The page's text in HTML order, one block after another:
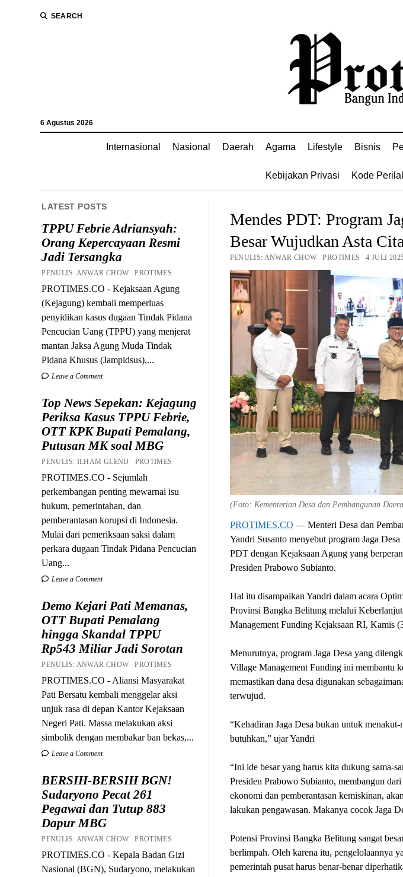
SEARCH
6 Agustus 2026
Internasional Nasional Daerah Agama Lifestyle Bisnis
Kebijakan Privasi Kode
LATEST POSTS
TPPU Febrie Adriansyah:
Orang Kepercayaan Resmi
Jadi Tersangka
PENULIS: ANWAR CHOW PROTIMES
PROTIMES.CO - Kejaksaan Agung
(Kejagung) kembali memperluas
penyidikan kasus dugaan Tindak Pidana
Pencucian Uang (TPPU) yang menjerat
mantan Jaksa Agung Muda Tindak
Pidana Khusus (Jampidsus),...
Leave a Comment
Top News Sepekan: Kejagung
Periksa Kasus TPPU Febrie,
OTT KPK Bupati Pemalang,
Putusan MK soal MBG
PENULIS: ILHAM GLEND PROTIMES
PROTIMES.CO - Sejumlah
perkembangan penting mewarnai isu
hukum, pemerintahan, dan
pemberantasan korupsi di Indonesia.
Mulai dari pemeriksaan saksi dalam
perkara dugaan Tindak Pidana Pencucian
Uang...
Leave a Comment
Demo Kejari Pati Memanas,
OTT Bupati Pemalang
hingga Skandal TPPU
Rp543 Miliar Jadi Sorotan
PENULIS: ANWAR CHOW PROTIMES
PROTIMES.CO - Aliansi Masyarakat
Pati Bersatu kembali menggelar aksi
unjuk rasa di depan Kantor Kejaksaan
Negeri Pati. Massa melakukan aksi
simbolik dengan membakar ban bekas,...
Leave a Comment
BERSIH-BERSIH BGN!
Sudaryono Pecat 261
Pegawai dan Tutup 883
Dapur MBG
PENULIS: ANWAR CHOW PROTIMES
PROTIMES.CO - Kepala Badan Gizi
Nasional (BGN), Sudaryono, melakukan
Mendes PDT: Program
Besar Wujudkan Asta
PENULIS: ANWAR CHOW PROTIMES 4 JULI
(Foto: Kementerian Desa dan Pembangunan
PROTIMES.CO — Menteri Desa dan
Yandri Susanto menyebut program Jaga
PDT dengan Kejaksaan Agung yang
Presiden Prabowo Subianto.
Hal itu disampaikan Yandri dalam acara
Provinsi Bangka Belitung melalui
Management Funding Kejaksaan RI, Kamis
Menurutnya, program Jaga Desa yang
Village Management Funding ini membantu
memastikan dana desa digunakan
terwujud.
“Kehadiran Jaga Desa bukan untuk
butuhkan,” ujar Yandri
“Ini ide besar yang harus kita dukung sama-
Presiden Prabowo Subianto, membangun
ekonomi dan pemberantasan kemiskinan,
lakukan pengawasan. Makanya cocok Jaga
Potensi Provinsi Bangka Belitung sangat
berlimpah. Oleh karena itu, pengelolaannya
pemerintah pusat harus benar-benar